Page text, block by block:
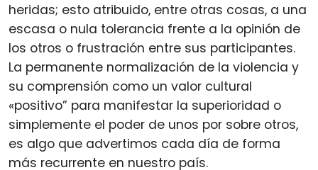
heridas; esto atribuido, entre otras cosas, a una
escasa o nula tolerancia frente a la opinión de
los otros o frustración entre sus participantes.
La permanente normalización de la violencia y
su comprensión como un valor cultural
«positivo” para manifestar la superioridad o
simplemente el poder de unos por sobre otros,
es algo que advertimos cada día de forma
más recurrente en nuestro país.